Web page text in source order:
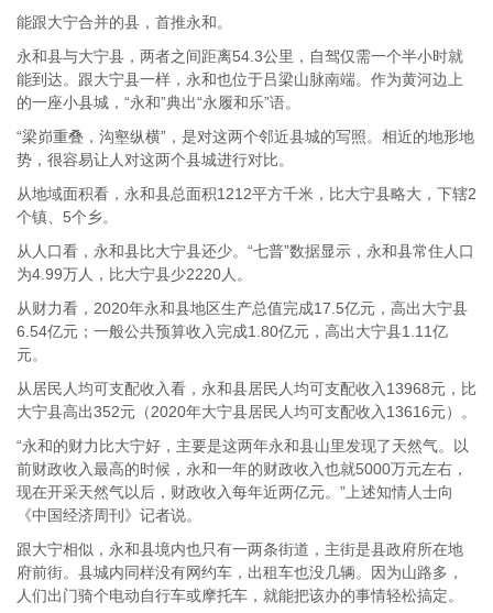
能跟大宁合并的县，首推永和。
永和县与大宁县，两者之间距离54.3公里，自驾仅需一个半小时就
能到达。跟大宁县一样，永和也位于吕梁山脉南端。作为黄河边上
的一座小县城，“永和”典出“永履和乐”语。
“梁峁重叠，沟壑纵横”，是对这两个邻近县城的写照。相近的地形地
势，很容易让人对这两个县城进行对比。
从地域面积看，永和县总面积1212平方千米，比大宁县略大，下辖2
个镇、5个乡。
从人口看，永和县比大宁县还少。“七普”数据显示，永和县常住人口
为4.99万人，比大宁县少2220人。
从财力看，2020年永和县地区生产总值完成17.5亿元，高出大宁县
6.54亿元；一般公共预算收入完成1.80亿元，高出大宁县1.11亿
元。
从居民人均可支配收入看，永和县居民人均可支配收入13968元，比
大宁县高出352元（2020年大宁县居民人均可支配收入13616元）。
“永和的财力比大宁好，主要是这两年永和县山里发现了天然气。以
前财政收入最高的时候，永和一年的财政收入也就5000万元左右，
现在开采天然气以后，财政收入每年近两亿元。”上述知情人士向
《中国经济周刊》记者说。
跟大宁相似，永和县境内也只有一两条街道，主街是县政府所在地
府前街。县城内同样没有网约车，出租车也没几辆。因为山路多，
人们出门骑个电动自行车或摩托车，就能把该办的事情轻松搞定。